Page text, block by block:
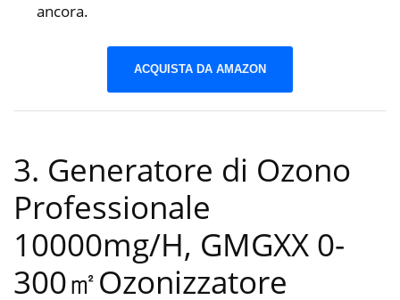
ancora.
ACQUISTA DA AMAZON
3. Generatore di Ozono
Professionale
10000mg/H, GMGXX 0-
300㎡Ozonizzatore